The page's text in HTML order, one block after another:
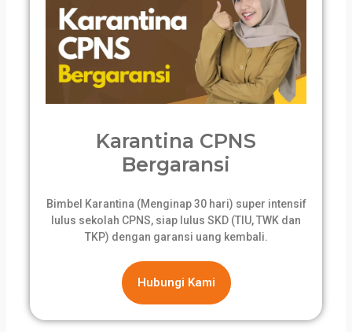
Karantina CPNS
Bergaransi
Bimbel Karantina (Menginap 30 hari) super intensif
lulus sekolah CPNS, siap lulus SKD (TIU, TWK dan
TKP) dengan garansi uang kembali.
Hubungi Kami